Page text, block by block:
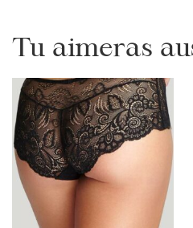
Tu aimeras